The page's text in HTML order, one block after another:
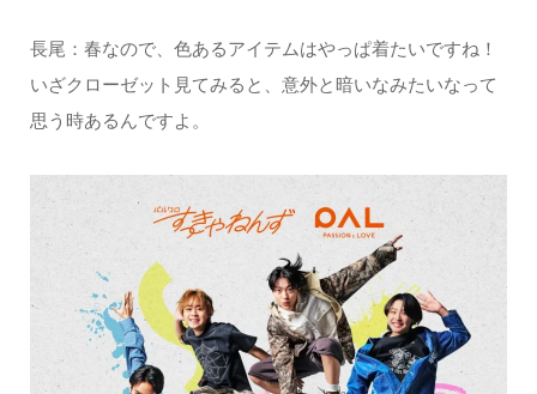
長尾：春なので、色あるアイテムはやっぱ着たいですね！
いざクローゼット見てみると、意外と暗いなみたいなって
思う時あるんですよ。